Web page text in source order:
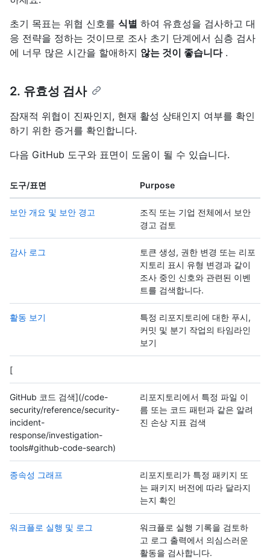
초기 목표는 위협 신호를 식별 하여 유효성을 검사하고 대
응 전략을 정하는 것이므로 조사 초기 단계에서 심층 검사
에 너무 많은 시간을 할애하지 않는 것이 좋습니다.
2. 유효성 검사
잠재적 위협이 진짜인지, 현재 활성 상태인지 여부를 확인
하기 위한 증거를 확인합니다.
다음 GitHub 도구와 표면이 도움이 될 수 있습니다.
도구/표면 Purpose
보안 개요 및 보안 경고
조직 또는 기업 전체에서 보안
경고 검토
감사 로그
토큰 생성, 권한 변경 또는 리포
지토리 표시 유형 변경과 같이
조사 중인 신호와 관련된 이벤
트를 검색합니다.
활동 보기
특정 리포지토리에 대한 푸시,
커밋 및 분기 작업의 타임라인
보기
[
GitHub 코드 검색](/code-
security/reference/security-
incident-
response/investigation-
tools#github-code-search)
리포지토리에서 특정 파일 이
름 또는 코드 패턴과 같은 알려
진 손상 지표 검색
종속성 그래프
리포지토리가 특정 패키지 또
는 패키지 버전에 따라 달라지
는지 확인
워크플로 실행 및 로그
워크플로 실행 기록을 검토하
고 로그 출력에서 의심스러운
활동을 검사합니다.